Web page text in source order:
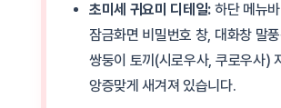
초미세 귀요미 디테일: 하단 메뉴
잠금화면 비밀번호 창, 대화창 말
쌍둥이 토끼(시로우사, 쿠로우사)
앙증맞게 새겨져 있습니다.